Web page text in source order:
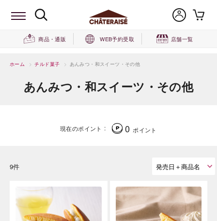
商品・通販 WEB予約受取 店舗一覧
ホーム > チルド菓子 > あんみつ・和スイーツ・その他
あんみつ・和スイーツ・その他
現在のポイント 0 ポイント
9件